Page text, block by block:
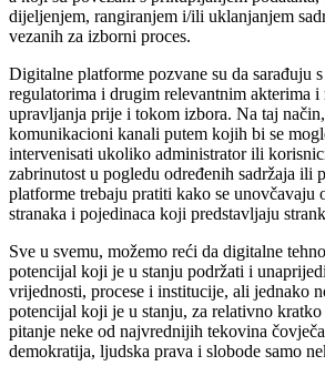
dijeljenjem, rangiranjem i/ili uklanjanjem
vezanih za izborni proces.
Digitalne platforme pozvane su da sarađuju
regulatorima i drugim relevantnim akterima
upravljanja prije i tokom izbora. Na taj
komunikacioni kanali putem kojih bi se
intervenisati ukoliko administrator ili
zabrinutost u pogledu određenih sadržaja ili
platforme trebaju pratiti kako se unovčavaju
stranaka i pojedinaca koji predstavljaju
Sve u svemu, možemo reći da digitalne
potencijal koji je u stanju podržati i
vrijednosti, procese i institucije, ali jednako
potencijal koji je u stanju, za relativno
pitanje neke od najvrednijih tekovina
demokratija, ljudska prava i slobode samo